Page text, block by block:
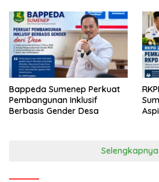
Bappeda Sumenep Perkuat
Pembangunan Inklusif
Berbasis Gender Desa
Selengkapnya